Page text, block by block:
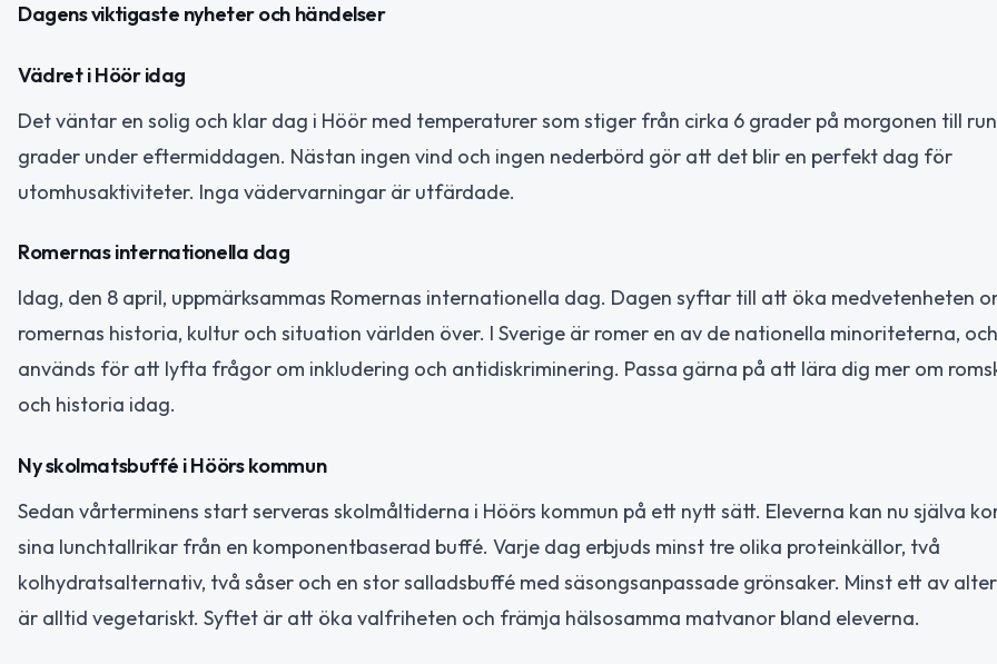
Dagens viktigaste nyheter och händelser
Vädret i Höör idag
Det väntar en solig och klar dag i Höör med temperaturer som stiger från cirka 6 grader på morgonen till
grader under eftermiddagen. Nästan ingen vind och ingen nederbörd gör att det blir en perfekt dag för
utomhusaktiviteter. Inga vädervarningar är utfärdade.
Romernas internationella dag
Idag, den 8 april, uppmärksammas Romernas internationella dag. Dagen syftar till att öka medvetenheten
romernas historia, kultur och situation världen över. I Sverige är romer en av de nationella minoriteterna,
används för att lyfta frågor om inkludering och antidiskriminering. Passa gärna på att lära dig mer om
och historia idag.
Ny skolmatsbuffé i Höörs kommun
Sedan vårterminens start serveras skolmåltiderna i Höörs kommun på ett nytt sätt. Eleverna kan nu själva
sina lunchtallrikar från en komponentbaserad buffé. Varje dag erbjuds minst tre olika proteinkällor, två
kolhydratsalternativ, två såser och en stor salladsbuffé med säsongsanpassade grönsaker. Minst ett av
är alltid vegetariskt. Syftet är att öka valfriheten och främja hälsosamma matvanor bland eleverna.